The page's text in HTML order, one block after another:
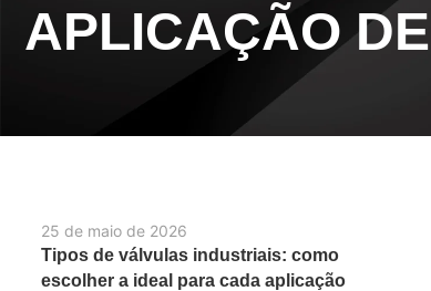
APLICAÇÃO
25 de maio de 2026
Tipos de válvulas industriais: como
escolher a ideal para cada aplicação